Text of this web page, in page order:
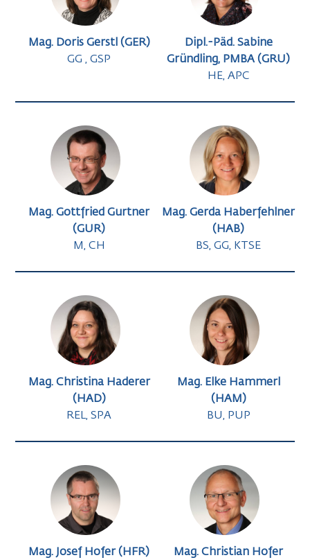
Mag. Doris Gerstl (GER)
GG , GSP
Dipl.-Päd. Sabine
Gründling, PMBA (GRU)
HE, APC
Mag. Gottfried Gurtner
(GUR)
M, CH
Mag. Gerda Haberfehlner
(HAB)
BS, GG, KTSE
Mag. Christina Haderer
(HAD)
REL, SPA
Mag. Elke Hammerl
(HAM)
BU, PUP
Mag. Josef Hofer (HFR) Mag. Christian Hofer